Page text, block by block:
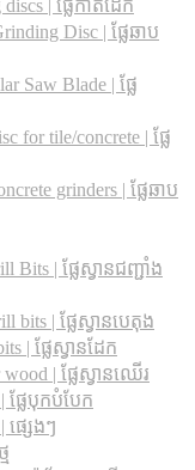
|​ ផ្លែកាត់ដែក
Disc | ផ្លែឆាប
Saw Blade | ផ្លែ
for tile/concrete​ | ផ្លែ
grinders | ផ្លែឆាប
Bits |​ ផ្លែស្វានជញ្ជាំង
bits |​ ផ្លែស្វានបេតុង
|​ ផ្លែស្វានដែក
|​ ផ្លែស្វានឈើរ
ផ្លែបុកបំបែក
ផ្សេងៗ